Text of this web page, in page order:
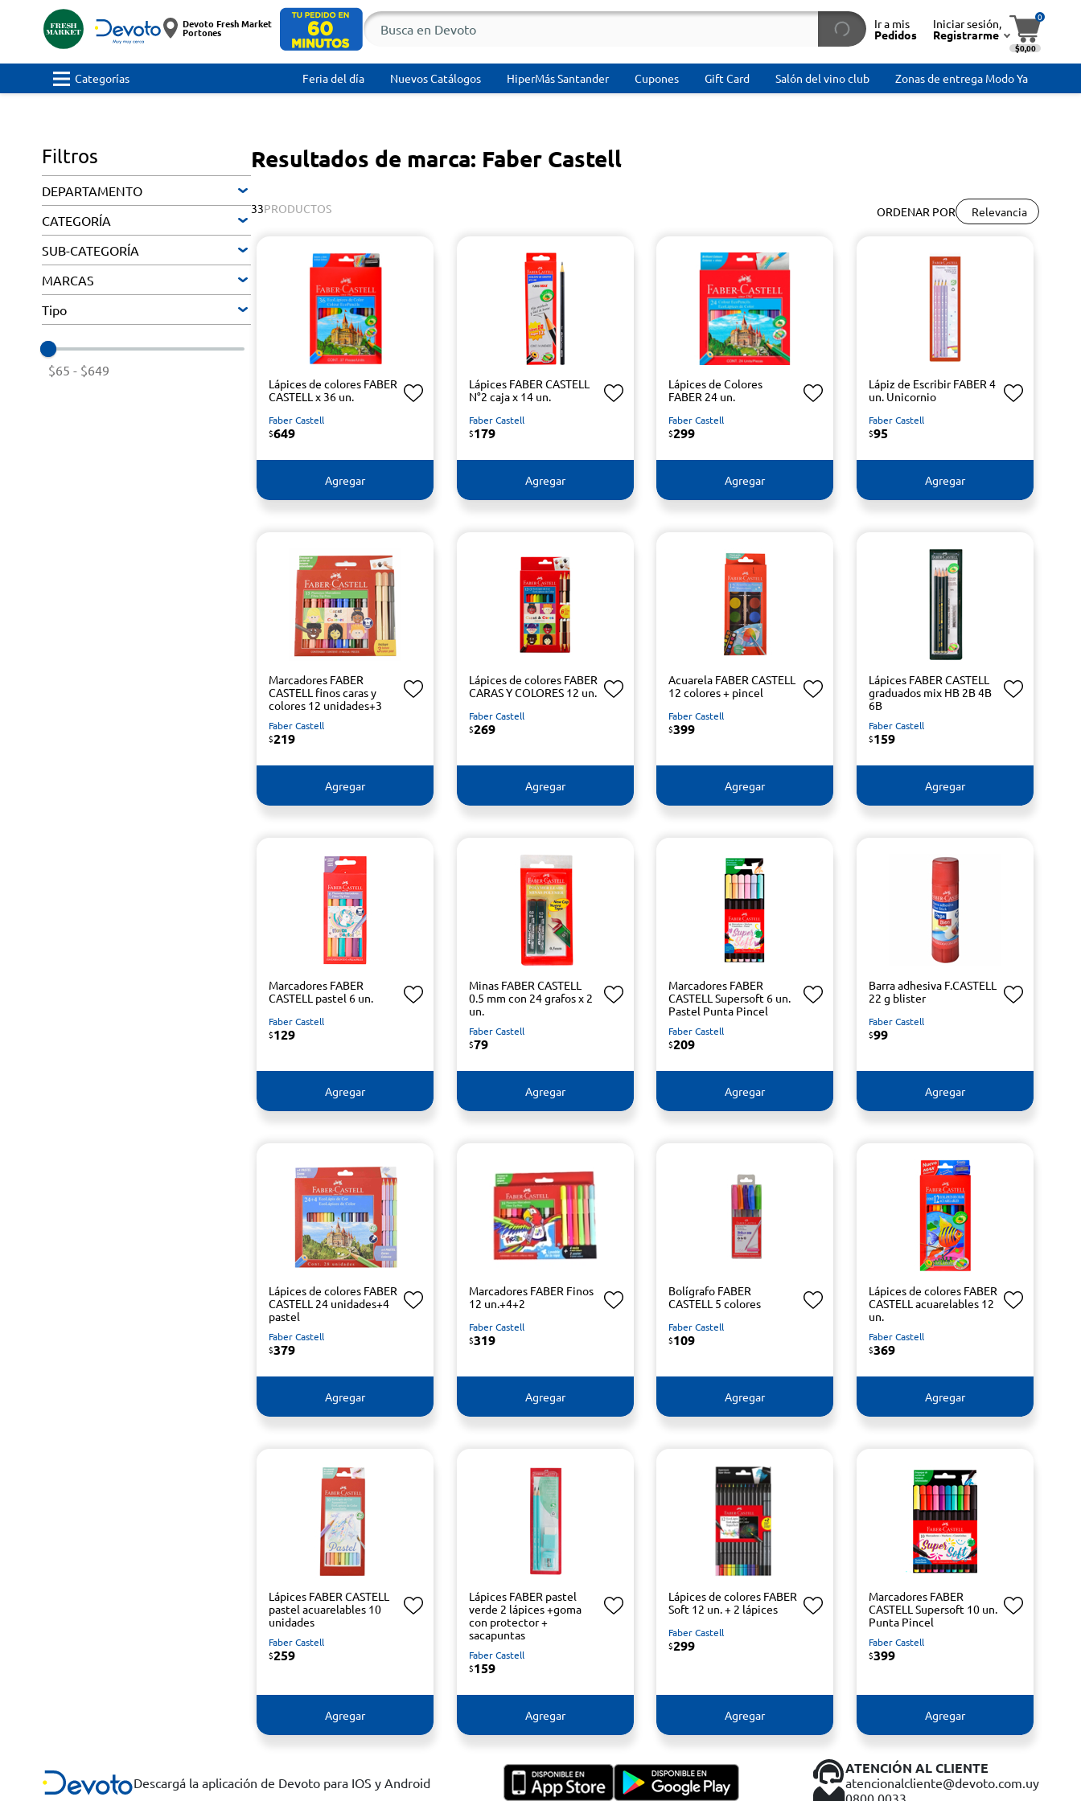
Devoto Fresh Market
Portones
Ir a mis
Pedidos
Iniciar sesión,
Registrarme
0
$0,00
Categorías Feria del día Nuevos Catálogos HiperMás Santander Cupones Gift Card Salón del vino club Zonas de entrega Modo Ya
Filtros
DEPARTAMENTO
CATEGORÍA
SUB-CATEGORÍA
MARCAS
Tipo
$65 - $649
Resultados de marca: Faber Castell
ORDENAR POR Relevancia
33PRODUCTOS
Lápices de colores FABER
CASTELL x 36 un.
Faber Castell
$649
Agregar
Lápices FABER CASTELL
N°2 caja x 14 un.
Faber Castell
$179
Agregar
Lápices de Colores
FABER 24 un.
Faber Castell
$299
Agregar
Lápiz de Escribir FABER 4
un. Unicornio
Faber Castell
$95
Agregar
Marcadores FABER
CASTELL finos caras y
colores 12 unidades+3
Faber Castell
$219
Agregar
Lápices de colores FABER
CARAS Y COLORES 12 un.
Faber Castell
$269
Agregar
Acuarela FABER CASTELL
12 colores + pincel
Faber Castell
$399
Agregar
Lápices FABER CASTELL
graduados mix HB 2B 4B
6B
Faber Castell
$159
Agregar
Marcadores FABER
CASTELL pastel 6 un.
Faber Castell
$129
Agregar
Minas FABER CASTELL
0.5 mm con 24 grafos x 2
un.
Faber Castell
$79
Agregar
Marcadores FABER
CASTELL Supersoft 6 un.
Pastel Punta Pincel
Faber Castell
$209
Agregar
Barra adhesiva F.CASTELL
22 g blister
Faber Castell
$99
Agregar
Lápices de colores FABER
CASTELL 24 unidades+4
pastel
Faber Castell
$379
Agregar
Marcadores FABER Finos
12 un.+4+2
Faber Castell
$319
Agregar
Bolígrafo FABER
CASTELL 5 colores
Faber Castell
$109
Agregar
Lápices de colores FABER
CASTELL acuarelables 12
un.
Faber Castell
$369
Agregar
Lápices FABER CASTELL
pastel acuarelables 10
unidades
Faber Castell
$259
Agregar
Lápices FABER pastel
verde 2 lápices +goma
con protector +
sacapuntas
Faber Castell
$159
Agregar
Lápices de colores FABER
Soft 12 un. + 2 lápices
Faber Castell
$299
Agregar
Marcadores FABER
CASTELL Supersoft 10 un.
Punta Pincel
Faber Castell
$399
Agregar
Descargá la aplicación de Devoto para IOS y Android
ATENCIÓN AL CLIENTE
atencionalcliente@devoto.com.uy
0800 0033